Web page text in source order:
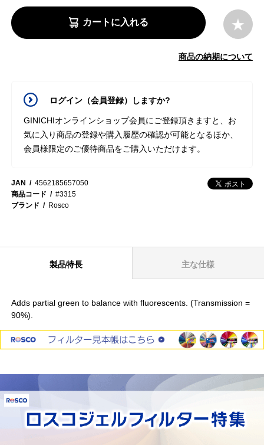
カートに入れる
商品の納期について
ログイン（会員登録）しますか?
GINICHIオンラインショップ会員にご登録頂きますと、お
気に入り商品の登録や購入履歴の確認が可能となるほか、
会員様限定のご優待商品をご購入いただけます。
JAN
4562185657050
商品コード
#3315
ブランド
Rosco
製品特長 主な仕様
Adds partial green to balance with fluorescents. (Transmission =
90%).